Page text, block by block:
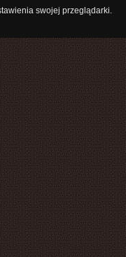
swojej przeglądarki.